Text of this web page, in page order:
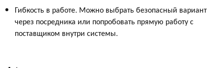
Гибкость в работе. Можно выбрать безопасный вариант
через посредника или попробовать прямую работу с
поставщиком внутри системы.